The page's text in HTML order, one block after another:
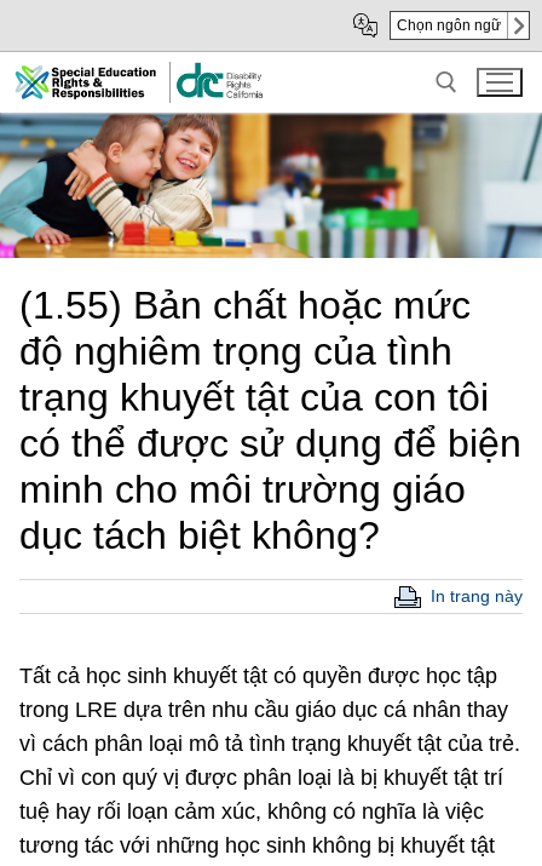
Main
Content
sub
navigation
Chọn ngôn ngữ
Search for:
(1.55) Bản chất hoặc mức
độ nghiêm trọng của tình
trạng khuyết tật của con tôi
có thể được sử dụng để biện
minh cho môi trường giáo
dục tách biệt không?
In trang này
Tất cả học sinh khuyết tật có quyền được học tập
trong LRE dựa trên nhu cầu giáo dục cá nhân thay
vì cách phân loại mô tả tình trạng khuyết tật của trẻ.
Chỉ vì con quý vị được phân loại là bị khuyết tật trí
tuệ hay rối loạn cảm xúc, không có nghĩa là việc
tương tác với những học sinh không bị khuyết tật